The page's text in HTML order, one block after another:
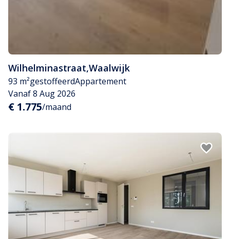
Wilhelminastraat,Waalwijk
93 m²gestoffeerdAppartement
Vanaf 8 Aug 2026
€ 1.775/maand